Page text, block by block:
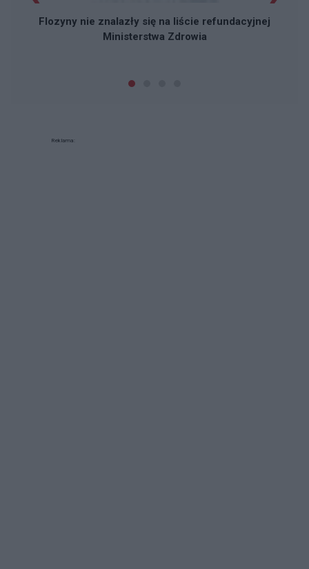
Flozyny nie znalazły się na liście refundacyjnej
Ministerstwa Zdrowia
Reklama: